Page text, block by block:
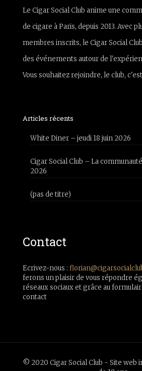
Le Cigar Social Club anime une
de cigare à Paris, depuis 2013. Avec
membres inscrits, le Cigar Social
des événements autour de
Vous souhaitez rejoindre, le club,
Articles récents
White Diner – jeudi 18 juin 2026
Cigar Social Club – La
2026
(pas de titre)
Contact
Ecrivez-nous :
ferons un plaisir de vous répondre
réseaux sociaux et grâce au
contact
© 2020 Cigar Social Club - Site web